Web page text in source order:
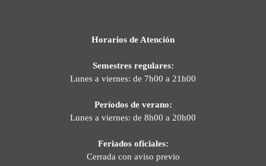
Horarios de Atención
Semestres regulares:
Lunes a viernes: de 7h00 a 21h00
Períodos de verano:
Lunes a viernes: de 8h00 a 20h00
Feriados oficiales:
Cerrada con aviso previo